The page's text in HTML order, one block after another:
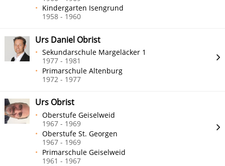
Suchen
Kindergarten Isengrund
1958 - 1960
Urs Daniel Obrist
Sekundarschule Margeläcker 1
1977 - 1981
Primarschule Altenburg
1972 - 1977
Urs Obrist
Oberstufe Geiselweid
1967 - 1969
Oberstufe St. Georgen
1967 - 1969
Primarschule Geiselweid
1961 - 1967